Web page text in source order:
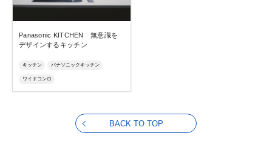
Panasonic KITCHEN 無意識を
デザインするキッチン
キッチン パナソニックキッチン
ワイドコンロ
BACK TO TOP